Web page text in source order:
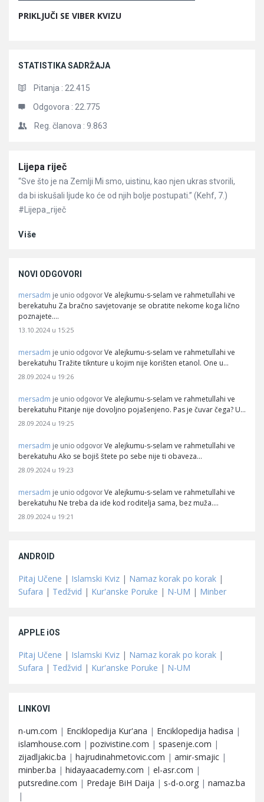
PRIKLJUČI SE VIBER KVIZU
STATISTIKA SADRŽAJA
Pitanja : 22.415
Odgovora : 22.775
Reg. članova : 9.863
Članci
Lijepa riječ
“Sve što je na Zemlji Mi smo, uistinu, kao njen ukras stvorili,
da bi iskušali ljude ko će od njih bolje postupati.” (Kehf, 7.)
#Lijepa_riječ
Više
NOVI ODGOVORI
mersadm je unio odgovor Ve alejkumu-s-selam ve rahmetullahi ve
berekatuhu Za bračno savjetovanje se obratite nekome koga lično
poznajete.…
13.10.2024 u 15:25
mersadm je unio odgovor Ve alejkumu-s-selam ve rahmetullahi ve
berekatuhu Tražite tiknture u kojim nije korišten etanol. One u…
28.09.2024 u 19:26
mersadm je unio odgovor Ve alejkumu-s-selam ve rahmetullahi ve
berekatuhu Pitanje nije dovoljno pojašenjeno. Pas je čuvar čega? U…
28.09.2024 u 19:25
mersadm je unio odgovor Ve alejkumu-s-selam ve rahmetullahi ve
berekatuhu Ako se bojiš štete po sebe nije ti obaveza…
28.09.2024 u 19:23
mersadm je unio odgovor Ve alejkumu-s-selam ve rahmetullahi ve
berekatuhu Ne treba da ide kod roditelja sama, bez muža.…
28.09.2024 u 19:21
ANDROID
Pitaj Učene | Islamski Kviz | Namaz korak po korak |
Sufara | Tedžvid | Kur'anske Poruke | N-UM | Minber
APPLE iOS
Pitaj Učene | Islamski Kviz | Namaz korak po korak |
Sufara | Tedžvid | Kur'anske Poruke | N-UM
LINKOVI
n-um.com | Enciklopedija Kur'ana | Enciklopedija hadisa |
islamhouse.com | pozivistine.com | spasenje.com |
zijadljakic.ba | hajrudinahmetovic.com | amir-smajic |
minber.ba | hidayaacademy.com | el-asr.com |
putsredine.com | Predaje BiH Daija | s-d-o.org | namaz.ba
|